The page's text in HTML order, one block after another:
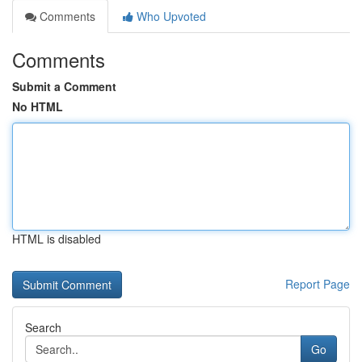
Comments
Who Upvoted
Comments
Submit a Comment
No HTML
HTML is disabled
Report Page
Search
Go